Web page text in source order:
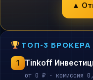
▲
ТОП-3 БРОКЕРА
1 Tinkoff
от 0 ₽ · комиссия